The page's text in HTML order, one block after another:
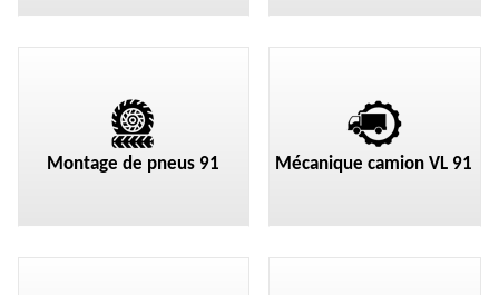
Montage de pneus 91 Mécanique camion VL 91